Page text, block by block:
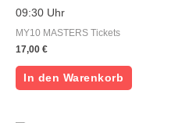
09:30 Uhr
MY10 MASTERS Tickets
17,00 €
In den Warenkorb